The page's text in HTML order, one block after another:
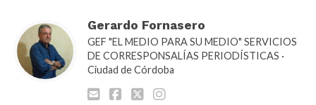
paradero por una causa penal, fue puesto a
disposición de la justicia.
Gerardo Fornasero
GEF "EL MEDIO PARA SU MEDIO" SERVICIOS
DE CORRESPONSALÍAS PERIODÍSTICAS ·
Ciudad de Córdoba